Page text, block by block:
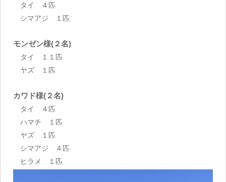
タイ ４匹
シマアジ １匹
モンゼン様(２名)
タイ １１匹
ヤズ １匹
カワド様(２名)
タイ ４匹
ハマチ １匹
ヤズ １匹
シマアジ ４匹
ヒラメ １匹